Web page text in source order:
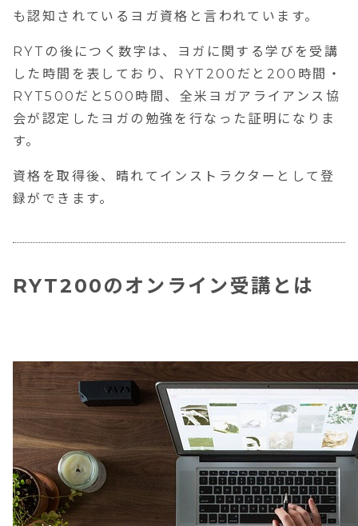
も認知されているヨガ資格と言われています。
RYT の後につく数字は、ヨガに関する学びを受講
した時間を表しており、 RYT200 だと 200 時間・
RYT500 だと500 時間、全米ヨガアライアンス協
会が認定したヨガの勉強を行なった証明になりま
す。
資格を取得後、晴れてインストラクターとして登
録ができます。
RYT200のオンライン受講とは